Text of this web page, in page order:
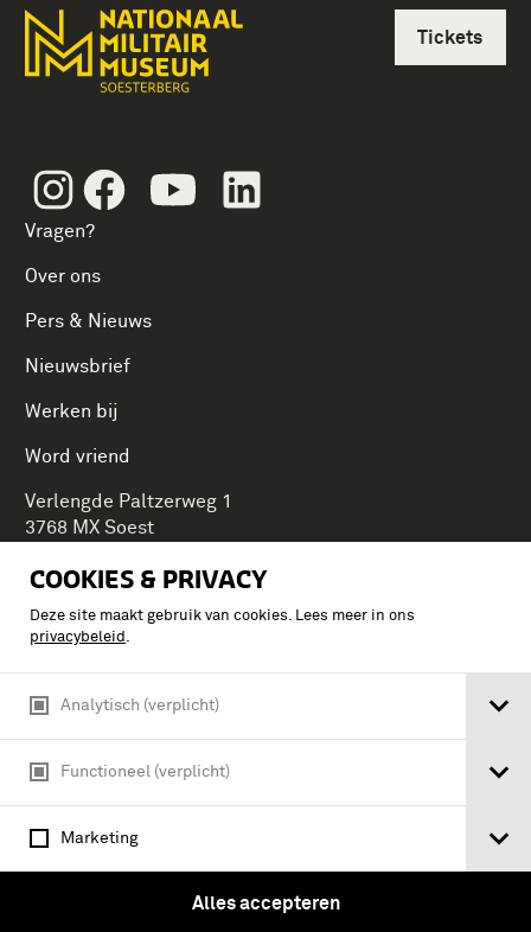
COOKIES & PRIVACY
Deze site maakt gebruik van cookies. Lees meer in ons
privacybeleid .
Analytisch (verplicht)
Functioneel (verplicht)
Marketing
Alles accepteren
InstagramFacebookYoutube
Vragen?
Over ons
Pers & Nieuws
Nieuwsbrief
Werken bij
Word vriend
Tickets
Verlengde Paltzerweg 1
3768 MX Soest
Onderdeel van Stichting Koninklijke Defensiemusea,
Algemene voorwaarden Privacy & cookies